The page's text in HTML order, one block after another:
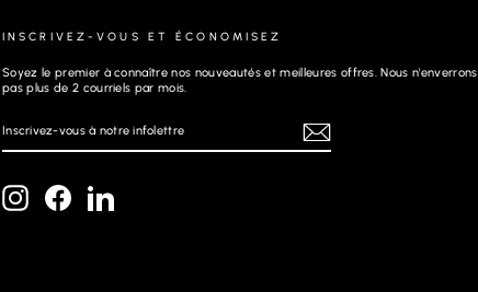
INSCRIVEZ-VOUS ET ÉCONOMISEZ
Soyez le premier à connaître nos nouveautés et meilleures offres. Nous n'enverrons
pas plus de 2 courriels par mois.
VOUS
NOTRE
InstagramFacebook